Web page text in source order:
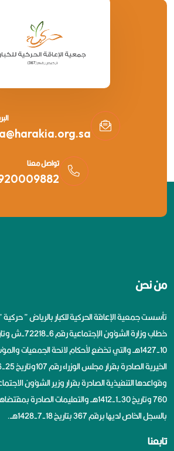
تواصل معنا
من نحن
تأسست جمعية الإعاقة الحركية للكبار بالرياض ”
10-1427هــ والتي تخضع لأحكام لائحة الجمعيات
وقواعدها التنفيذية الصادرة بقرار وزير الشؤون
760 وتاريخ 30-1-1412هــ والتعليمات الصادرة
بالسجل الخاص لديها برقم 367 بتاريخ 18-7-1428هــ.
تابعنا